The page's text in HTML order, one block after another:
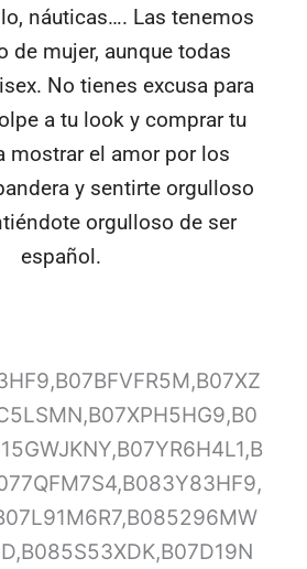
náuticas…. Las tenemos
de mujer, aunque todas
No tienes excusa para
a tu look y comprar tu
mostrar el amor por los
y sentirte orgulloso
orgulloso de ser
español.